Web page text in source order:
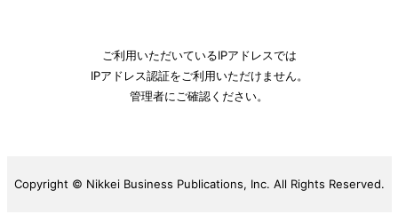
ご利用いただいているIPアドレスでは
IPアドレス認証をご利用いただけません。
管理者にご確認ください。
Copyright © Nikkei Business Publications, Inc. All Rights Reserved.